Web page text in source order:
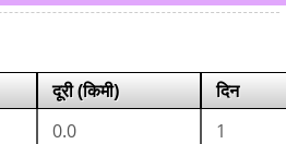
दूरी (किमी)
दिन
0.0
1